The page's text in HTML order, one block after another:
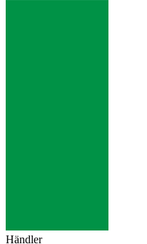
Händler